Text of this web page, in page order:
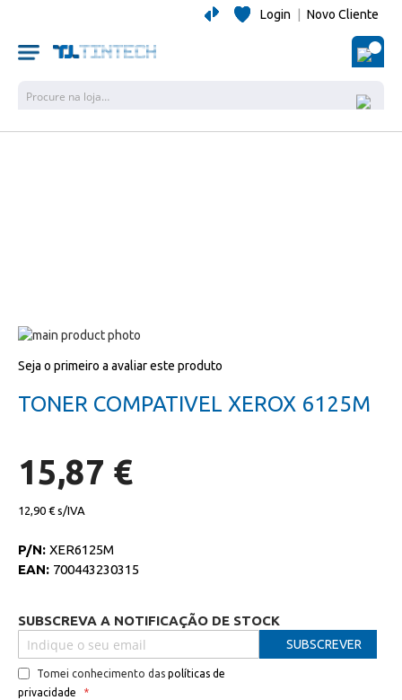
Login Novo Cliente
O
Salte
o
imagens
para
início
de
imagens
Seja o primeiro a avaliar este produto
TONER COMPATIVEL XEROX 6125M
15,87 €
12,90 €
P/N: XER6125M
EAN: 700443230315
SUBSCREVA A NOTIFICAÇÃO DE STOCK
Tomei conhecimento das políticas de
privacidade
SUBSCREVER